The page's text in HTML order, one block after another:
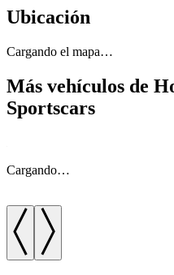
Ubicación
Cargando el mapa…
Más vehículos de
Sportscars
Cargando…